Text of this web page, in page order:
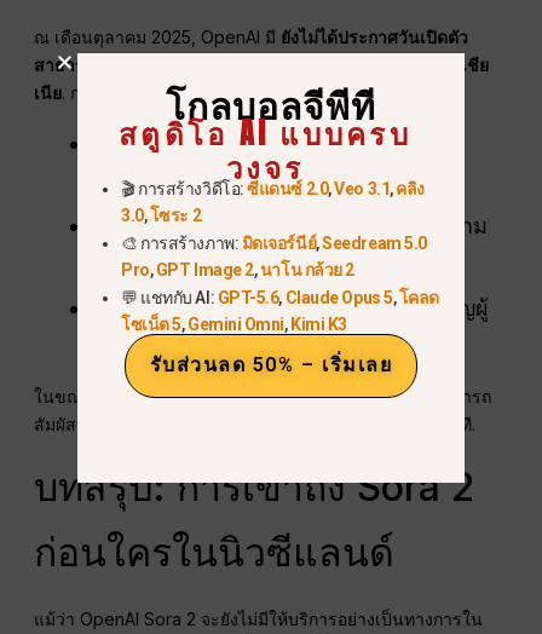
ณ เดือนตุลาคม 2025, OpenAI มี ยังไม่ได้ประกาศวันเปิดตัว
สาธารณะสำหรับนิวซีแลนด์หรือประเทศอื่น ๆ ในภูมิภาคโอเชีย
เนีย. การเปิดตัวอย่างเป็นทางการจะขึ้นอยู่กับ:
การปฏิบัติตามข้อบังคับด้านข้อมูลทั้งใน
ประเทศและระหว่างประเทศ
การขยายตัวและการควบคุมที่ประสบความ
สำเร็จในอเมริกาเหนือ
การขยายตัวอย่างค่อยเป็นค่อยไปเพื่อเชิญผู้
ใช้เฉพาะในภูมิภาคใหม่
ในขณะเดียวกัน Global GPT ช่วยให้ผู้ใช้ในนิวซีแลนด์สามารถ
สัมผัสประสบการณ์ความสามารถทั้งหมดของ Sora 2 ได้ทันที.
บทสรุป: การเข้าถึง Sora 2
ก่อนใครในนิวซีแลนด์
แม้ว่า OpenAI Sora 2 จะยังไม่มีให้บริการอย่างเป็นทางการใน
โกลบอลจีพีที
สตูดิโอ AI แบบครบ
วงจร
🎬 การสร้างวิดีโอ:ซีแดนซ์ 2.0,Veo 3.1,คลิง
3.0,โซระ 2
🎨 การสร้างภาพ: มิดเจอร์นีย์,Seedream 5.0
Pro,GPT Image 2,นาโน กล้วย 2
💬 แชทกับ AI: GPT-5.6, Claude Opus 5,โคลด
โซเน็ต 5,Gemini Omni,Kimi K3
รับส่วนลด 50% – เริ่มเลย